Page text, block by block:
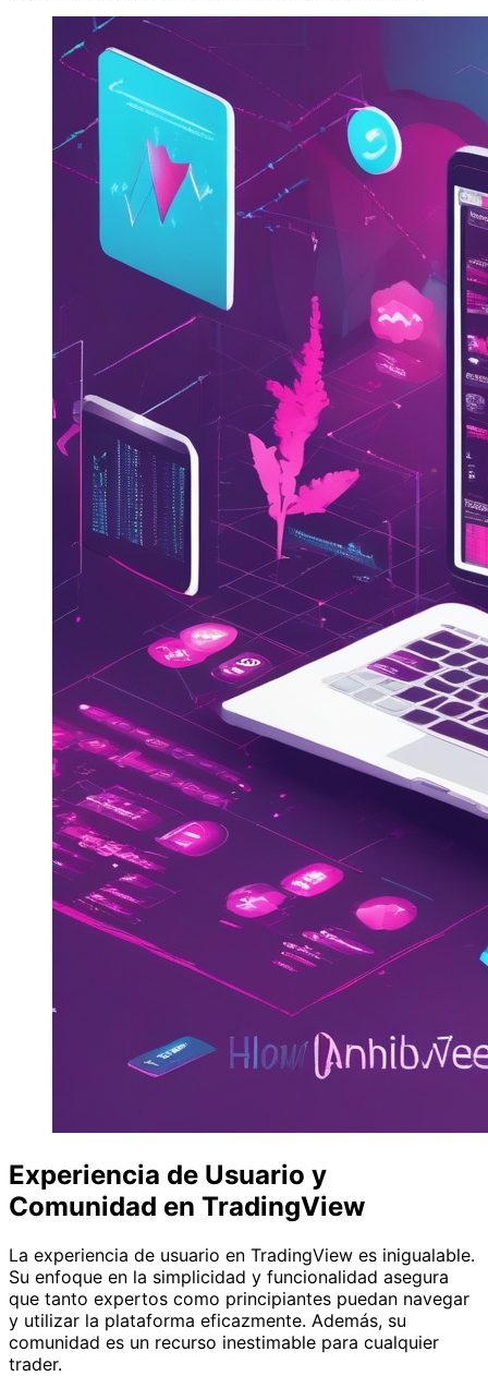
Experiencia de Usuario y
Comunidad en TradingView
La experiencia de usuario en TradingView es inigualable.
Su enfoque en la simplicidad y funcionalidad asegura
que tanto expertos como principiantes puedan navegar
y utilizar la plataforma eficazmente. Además, su
comunidad es un recurso inestimable para cualquier
trader.